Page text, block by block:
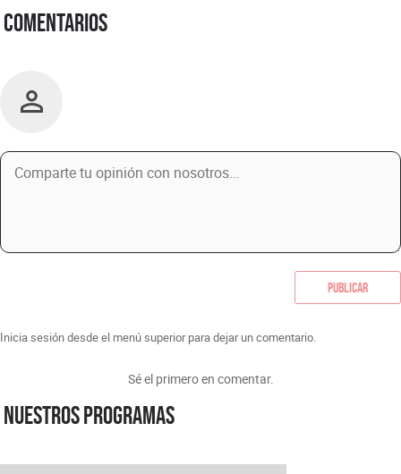
Comentarios
Publicar
Inicia sesión desde el menú superior para dejar un comentario.
Sé el primero en comentar.
Nuestros programas